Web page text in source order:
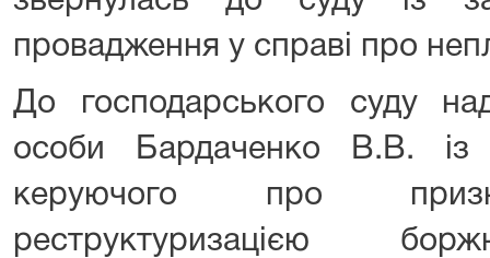
провадження у справі про
До господарського суду
особи Бардаченко В.В. із
керуючого про
реструктуризацією